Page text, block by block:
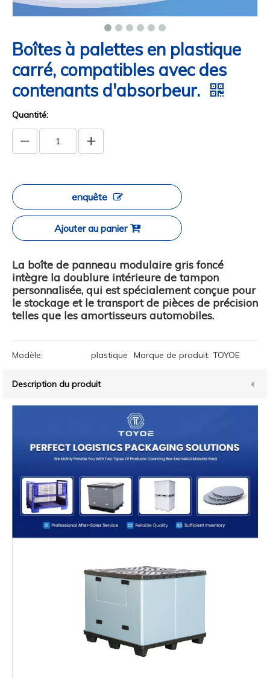
Boîtes à palettes en plastique
carré, compatibles avec des
contenants d'absorbeur.
Quantité:
enquête
Ajouter au panier
La boîte de panneau modulaire gris foncé
intègre la doublure intérieure de tampon
personnalisée, qui est spécialement conçue pour
le stockage et le transport de pièces de précision
telles que les amortisseurs automobiles.
Modèle: plastique Marque de produit: TOYOE
Description du produit